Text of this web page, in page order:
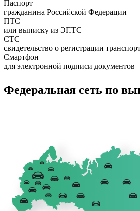
Паспорт
гражданина Российской Федерации
ПТС
или выписку из ЭПТС
СТС
свидетельство о регистрации
Смартфон
для электронной подписи документов
Федеральная сеть по